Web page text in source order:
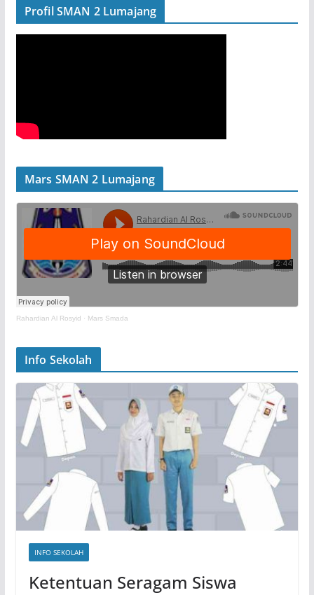
Profil SMAN 2 Lumajang
Mars SMAN 2 Lumajang
Rahardian Al Rosyid · Mars Smada
Info Sekolah
INFO SEKOLAH
Ketentuan Seragam Siswa